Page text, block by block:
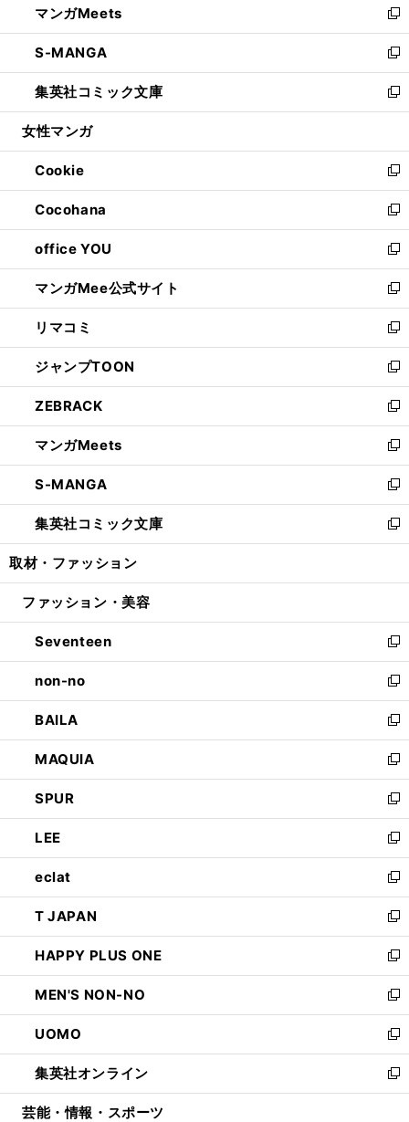
く
で
開
く
ド
ウ
で
開
く
ィ
ン
ド
ウ
で
開
い
ウ
ィ
ン
ド
ウ
開
く
マンガMeets
新
し
い
ウ
ィ
ン
ウ
で
開
く
S-MANGA
新
し
い
ウ
ン
ド
ウ
で
開
く
集英社コミック文庫
新
し
ウ
ィ
ン
ド
ウ
で
開
く
女性マンガ
Cookie
新
し
い
ウ
ィ
ン
ド
ウ
で
開
く
Cocohana
新
し
い
ウ
ィ
ン
ド
ウ
で
開
く
office YOU
新
し
い
ウ
ィ
ン
ド
ウ
で
開
く
マンガMee公式サイト
新
し
い
ウ
ィ
ン
ド
ウ
で
開
く
リマコミ
新
し
い
ウ
ィ
ン
ド
ウ
で
開
く
ジャンプTOON
新
し
い
ウ
ィ
ン
ド
ウ
で
開
ZEBRACK
新
し
い
ウ
ィ
ン
ド
ウ
開
マンガMeets
新
し
い
ウ
ィ
ン
ウ
開
く
S-MANGA
新
し
い
ウ
ン
ウ
で
開
く
集英社コミック文庫
新
し
ウ
ン
ド
ウ
で
開
く
取材・ファッション
ファッション・美容
Seventeen
新
し
い
ウ
ィ
ン
ド
ウ
で
開
く
non-no
新
し
い
ウ
ィ
ン
ド
ウ
で
開
く
BAILA
新
し
い
ウ
ィ
ン
ド
ウ
で
開
く
MAQUIA
新
し
い
ウ
ィ
ン
ド
ウ
で
開
く
SPUR
新
し
い
ウ
ィ
ン
ド
ウ
で
開
く
LEE
新
し
い
ウ
ィ
ン
ド
ウ
で
開
く
eclat
新
し
い
ウ
ィ
ン
ド
ウ
で
開
く
T JAPAN
新
し
い
ウ
ィ
ン
ド
ウ
で
開
HAPPY PLUS ONE
新
し
い
ウ
ィ
ン
ド
ウ
MEN'S NON-NO
新
し
い
ウ
ィ
ン
UOMO
新
し
い
ウ
集英社オンライン
新
し
芸能・情報・スポーツ